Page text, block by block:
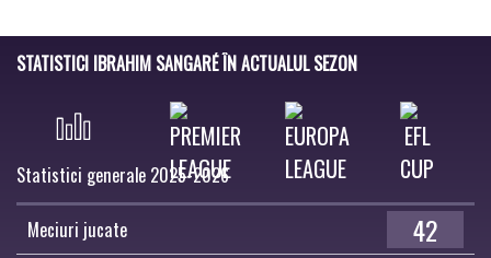
STATISTICI IBRAHIM SANGARÉ ÎN ACTUALUL SEZON
Statistici generale 2025-2026
Meciuri jucate 42